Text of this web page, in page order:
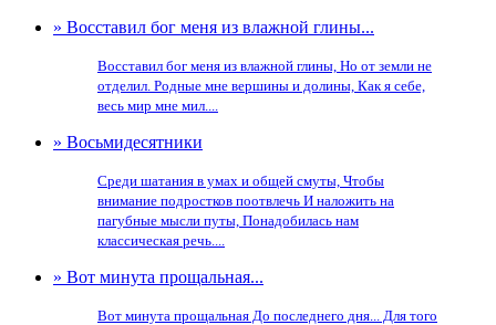
» Восставил бог меня из влажной глины...
Восставил бог меня из влажной глины, Но от земли не
отделил. Родные мне вершины и долины, Как я себе,
весь мир мне мил....
» Восьмидесятники
Среди шатания в умах и общей смуты, Чтобы
внимание подростков поотвлечь И наложить на
пагубные мысли путы, Понадобилась нам
классическая речь....
» Вот минута прощальная...
Вот минута прощальная До последнего дня... Для того